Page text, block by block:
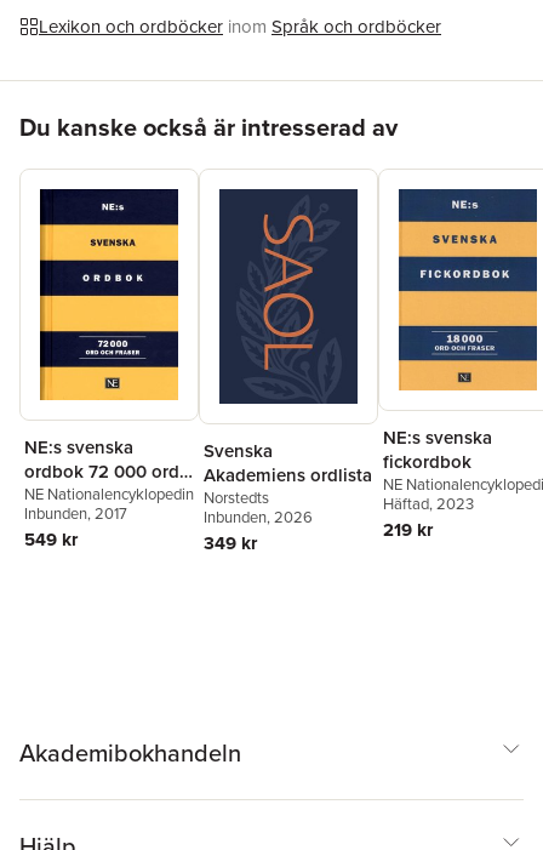
Lexikon och ordböcker inom Språk och ordböcker
Du kanske också är intresserad av
NE:s svenska
ordbok 72 000 ord
och fraser
NE Nationalencyklopedin
Inbunden, 2017
549 kr
Svenska
Akademiens ordlista
Norstedts
Inbunden, 2026
349 kr
NE:s svenska
fickordbok
NE
Häftad, 2023
219 kr
Akademibokhandeln